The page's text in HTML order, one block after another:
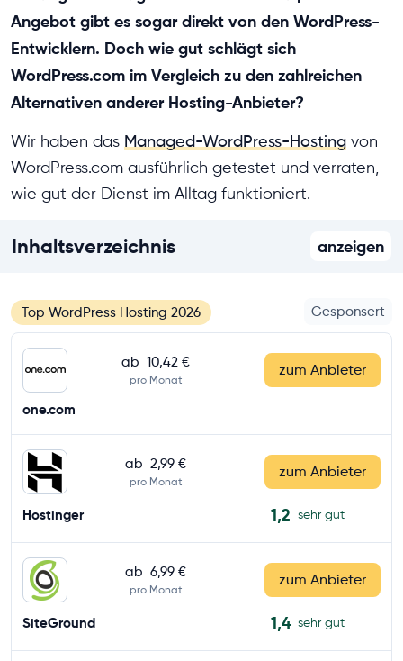
Angebot gibt es sogar direkt von den WordPress-
Entwicklern. Doch wie gut schlägt sich
WordPress.com im Vergleich zu den zahlreichen
Alternativen anderer Hosting-Anbieter?
Wir haben das Managed-WordPress-Hosting von
WordPress.com ausführlich getestet und verraten,
wie gut der Dienst im Alltag funktioniert.
Inhaltsverzeichnis anzeigen
Top WordPress Hosting 2026 Gesponsert
ab 10,42 €
pro Monat
zum Anbieter
one.com
ab 2,99 €
pro Monat
zum Anbieter
Hostinger 1,2 sehr gut
ab 6,99 €
pro Monat
zum Anbieter
SiteGround 1,4 sehr gut